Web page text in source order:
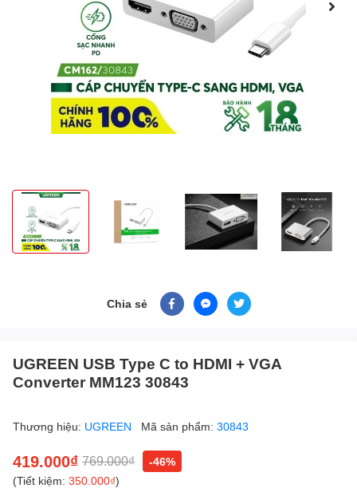
Chia sẻ
UGREEN USB Type C to HDMI + VGA
Converter MM123 30843
Thương hiệu: UGREEN Mã sản phẩm: 30843
419.000₫ 769.000₫
-46%
(Tiết kiệm: 350.000₫)